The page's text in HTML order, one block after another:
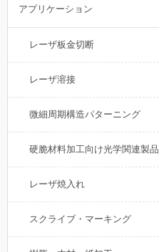
アプリケーション
レーザ板金切断
レーザ溶接
微細周期構造パターニング
硬脆材料加工向け光学関連製品
レーザ焼入れ
スクライブ・マーキング